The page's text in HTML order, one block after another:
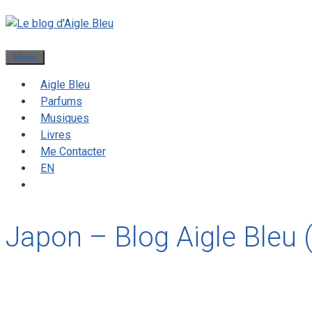
Menu
Aigle Bleu
Parfums
Musiques
Livres
Me Contacter
EN
Japon – Blog Aigle Bleu